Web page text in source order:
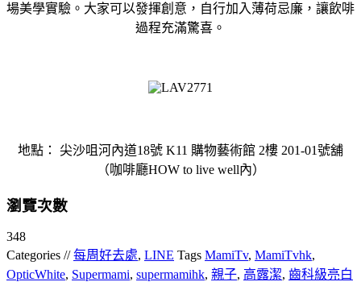
場美學實驗。大家可以發揮創意，自行加入薄荷忌廉，讓飲啡
過程充滿驚喜。
地點： 尖沙咀河內道18號 K11 購物藝術館 2樓 201-01號舖
（咖啡廳HOW to live well內）
瀏覽次數
348
Categories //每周好去處, LINE Tags MamiTv, MamiTvhk,
OpticWhite, Supermami, supermamihk, 親子, 高露潔, 齒科級亮白